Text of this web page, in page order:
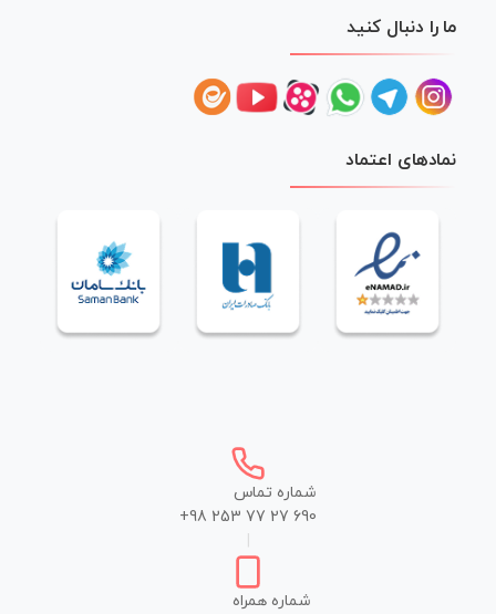
ما را دنبال کنید
نمادهای اعتماد
شماره تماس
+98 253 77 27 690
شماره همراه